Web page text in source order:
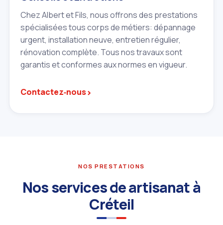
Chez Albert et Fils, nous offrons des prestations
spécialisées tous corps de métiers: dépannage
urgent, installation neuve, entretien régulier,
rénovation complète. Tous nos travaux sont
garantis et conformes aux normes en vigueur.
Contactez‑nous›
NOS PRESTATIONS
Nos services de artisanat à
Créteil